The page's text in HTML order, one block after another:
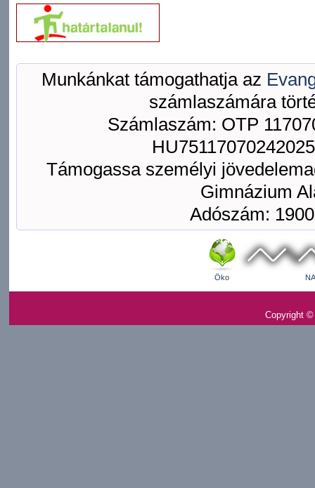
Munkánkat támogathatja az
számlaszámára
Számlaszám: OTP
Támogassa személyi
Gimnázium
Adószám:
Öko
Copyright